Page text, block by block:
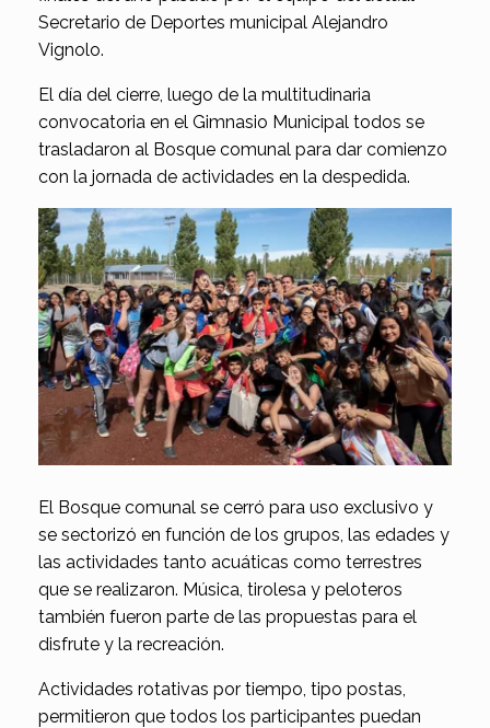
Secretario de Deportes municipal Alejandro
Vignolo.
El día del cierre, luego de la multitudinaria
convocatoria en el Gimnasio Municipal todos se
trasladaron al Bosque comunal para dar comienzo
con la jornada de actividades en la despedida.
El Bosque comunal se cerró para uso exclusivo y
se sectorizó en función de los grupos, las edades y
las actividades tanto acuáticas como terrestres
que se realizaron. Música, tirolesa y peloteros
también fueron parte de las propuestas para el
disfrute y la recreación.
Actividades rotativas por tiempo, tipo postas,
permitieron que todos los participantes puedan